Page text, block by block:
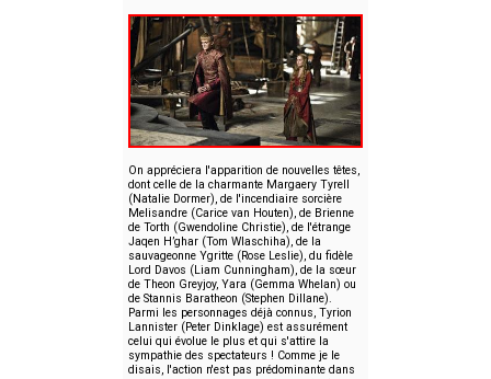
On appréciera l'apparition de nouvelles têtes,
dont celle de la charmante Margaery Tyrell
(Natalie Dormer), de l'incendiaire sorcière
Melisandre (Carice van Houten), de Brienne
de Torth (Gwendoline Christie), de l'étrange
Jaqen H’ghar (Tom Wlaschiha), de la
sauvageonne Ygritte (Rose Leslie), du fidèle
Lord Davos (Liam Cunningham), de la sœur
de Theon Greyjoy, Yara (Gemma Whelan) ou
de Stannis Baratheon (Stephen Dillane).
Parmi les personnages déjà connus, Tyrion
Lannister (Peter Dinklage) est assurément
celui qui évolue le plus et qui s'attire la
sympathie des spectateurs ! Comme je le
disais, l'action n'est pas prédominante dans